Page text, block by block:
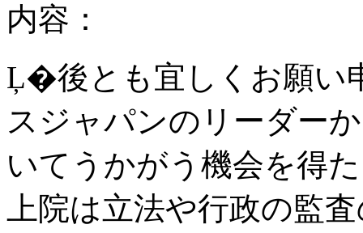
内容：
Ļ�後とも宜しくお願い
スジャパンのリーダー
いてうかがう機会を得
上院は立法や行政の監